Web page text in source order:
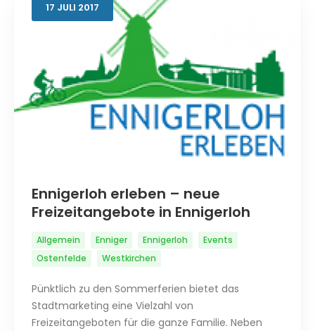
17 JULI 2017
Ennigerloh erleben – neue
Freizeitangebote in Ennigerloh
Allgemein Enniger Ennigerloh
Events
Ostenfelde
Westkirchen
Pünktlich zu den Sommerferien bietet das
Stadtmarketing eine Vielzahl von
Freizeitangeboten für die ganze Familie. Neben